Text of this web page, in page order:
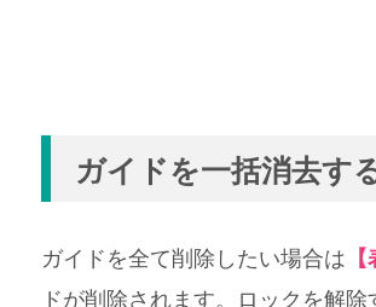
ガイドを一括消去す
ガイドを全て削除したい場合は
ドが削除されます。ロックを解除